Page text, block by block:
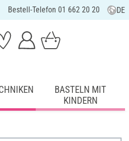
Bestell-Telefon 01 662 20 20 DE
BASTELN MIT
KINDERN